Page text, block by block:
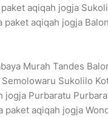
aqiqah jogja
paket aqiqah jogja
Murah Tandes
Sukolilo
jogja Purbaratu
paket aqiqah jogja